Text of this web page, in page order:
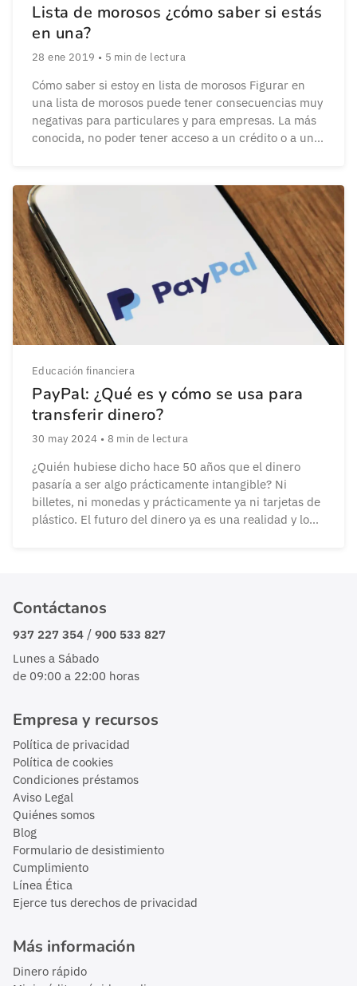
Lista de morosos ¿cómo saber si estás
en una?
28 ene 2019 • 5 min de lectura
Cómo saber si estoy en lista de morosos Figurar en
una lista de morosos puede tener consecuencias muy
negativas para particulares y para empresas. La más
conocida, no poder tener acceso a un crédito o a un
España (ASNEF), […]
Educación financiera
PayPal: ¿Qué es y cómo se usa para
transferir dinero?
30 may 2024 • 8 min de lectura
¿Quién hubiese dicho hace 50 años que el dinero
pasaría a ser algo prácticamente intangible? Ni
billetes, ni monedas y prácticamente ya ni tarjetas de
plástico. El futuro del dinero ya es una realidad y lo
Contáctanos
937 227 354 / 900 533 827
Lunes a Sábado
de 09:00 a 22:00 horas
Empresa y recursos
Política de privacidad
Política de cookies
Condiciones préstamos
Aviso Legal
Quiénes somos
Blog
Formulario de desistimiento
Cumplimiento
Línea Ética
Ejerce tus derechos de privacidad
Más información
Dinero rápido